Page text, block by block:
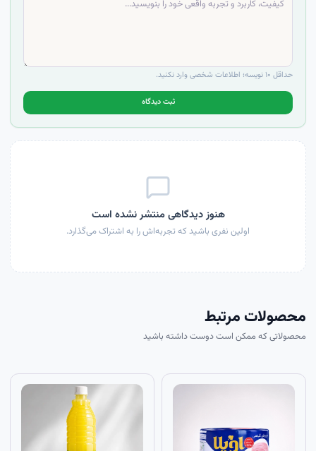
حداقل ۱۰ نویسه؛ اطلاعات شخصی وارد نکنید.
ثبت دیدگاه
هنوز دیدگاهی منتشر نشده است
اولین نفری باشید که تجربه‌اش را به اشتراک می‌گذارد.
محصولات مرتبط
محصولاتی که ممکن است دوست داشته باشید